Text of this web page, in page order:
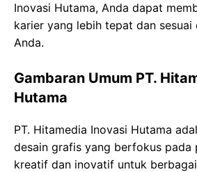
Inovasi Hutama, Anda dapat
karier yang lebih tepat dan sesuai
Anda.
Gambaran Umum PT.
Hutama
PT. Hitamedia Inovasi Hutama
desain grafis yang berfokus pada
kreatif dan inovatif untuk